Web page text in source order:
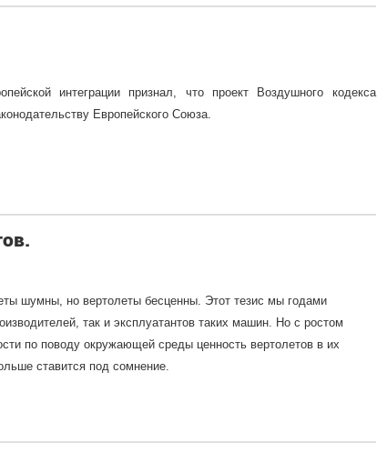
интеграции признал, что проект Воздушного кодекса
Европейского Союза.
шумны, но вертолеты бесценны. Этот тезис мы годами
так и эксплуатантов таких машин. Но с ростом
по поводу окружающей среды ценность вертолетов в их
ставится под сомнение.